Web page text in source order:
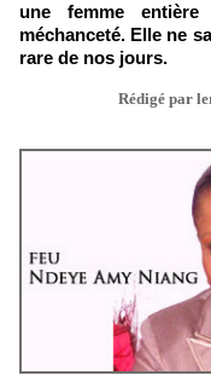
une femme
méchanceté. Elle ne
rare de nos jours.
Rédigé par